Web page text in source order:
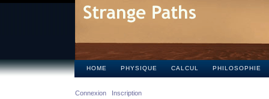
HOME PHYSIQUE CALCUL PHILOSOPHIE
Connexion Inscription